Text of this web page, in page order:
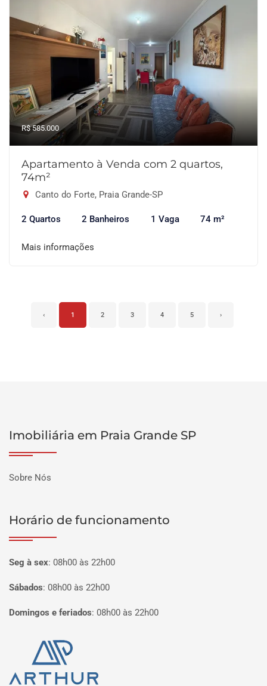
R$ 585.000
Apartamento à Venda com 2 quartos,
74m²
Canto do Forte, Praia Grande-SP
2 Quartos 2 Banheiros 1 Vaga 74 m²
Mais informações
‹ 1 2 3 4 5 ›
Imobiliária em Praia Grande SP
Sobre Nós
Horário de funcionamento
Seg à sex: 08h00 às 22h00
Sábados: 08h00 às 22h00
Domingos e feriados: 08h00 às 22h00
Página inicial